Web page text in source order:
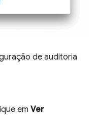
de auditoria
em Ver